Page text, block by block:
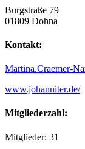
Burgstraße 79
01809 Dohna
Kontakt:
Martina.Craemer-
www.johanniter.de/
Mitgliederzahl:
Mitglieder: 31